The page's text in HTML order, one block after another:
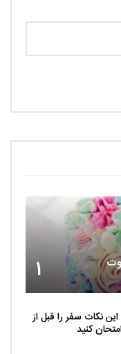
1
نکات سفر را قبل از
کنید